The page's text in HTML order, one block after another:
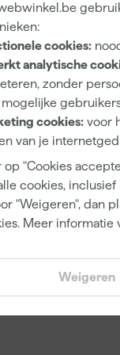
cookies:
analytische
zonder
mogelijke
cookies: voor
van je
op "Cookies
cookies,
"Weigeren", dan
Meer informatie
Weigeren